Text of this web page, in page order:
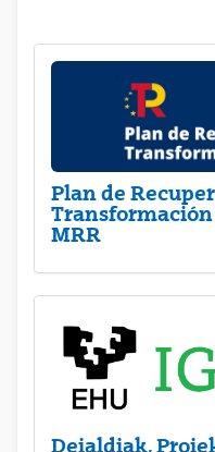
Plan de
MRR
Deialdiak,